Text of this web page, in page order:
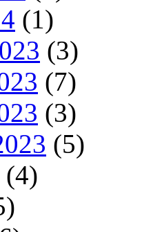
(1)
(3)
(7)
(3)
(5)
(4)